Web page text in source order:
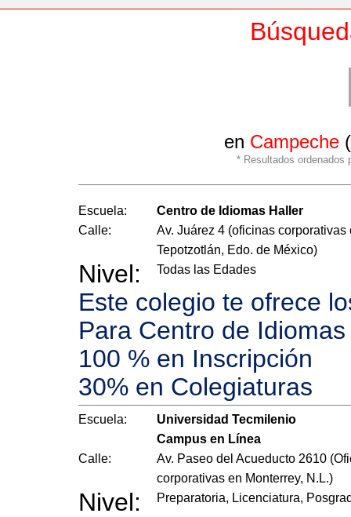
en Campeche
* Resultados ordenados
Escuela:
Centro de Idiomas Haller
Calle:
Av. Juárez 4 (oficinas corporativas
Tepotzotlán, Edo. de México)
Nivel: Todas las Edades
Este colegio te ofrece
Para Centro de Idiomas
100 % en Inscripción
30% en Colegiaturas
Escuela:
Universidad Tecmilenio
Campus en Línea
Calle:
Av. Paseo del Acueducto 2610
corporativas en Monterrey, N.L.)
Nivel: Preparatoria, Licenciatura,